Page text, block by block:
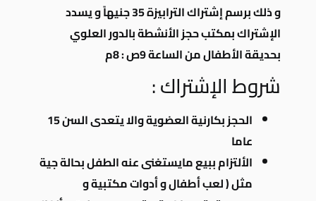
و ذلك برسم إشتراك الترابيزة 35 جنيهاً و يسدد
الإشتراك بمكتب حجز الأنشطة بالدور العلوي
بحديقة الأطفال من الساعة 9ص : 8م
شروط الإشتراك :
الحجز بكارنية العضوية والا يتعدى السن 15
عاما
الألتزام ببيع مايستغنى عنه الطفل بحالة جية
مثل ( لعب أطفال و أدوات مكتبية و